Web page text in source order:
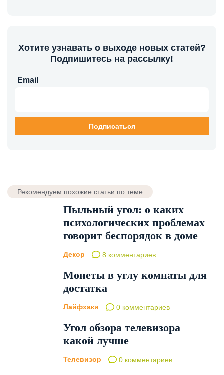
Хотите узнавать о выходе новых статей?
Подпишитесь на рассылку!
Email
Рекомендуем похожие статьи по теме
Пыльный угол: о каких
психологических проблемах
говорит беспорядок в доме
Декор 8 комментариев
Монеты в углу комнаты для
достатка
Лайфхаки 0 комментариев
Угол обзора телевизора
какой лучше
Телевизор 0 комментариев